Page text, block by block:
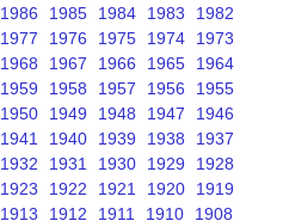
1986 1985 1984 1983
1982
1977 1976 1975 1974
1973
1968 1967 1966 1965
1964
1959 1958 1957 1956
1955
1950 1949 1948 1947
1946
1941 1940 1939 1938
1937
1932 1931 1930 1929
1928
1923 1922 1921 1920
1919
1913 1912 1911 1910
1908